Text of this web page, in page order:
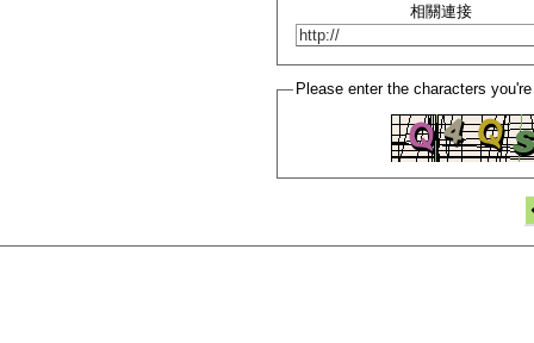
相關連接
Please enter the characters